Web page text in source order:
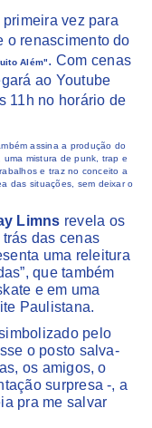
vez para
o renascimento do
Além". Com cenas
ao Youtube
11h no horário de
assina a produção do
mistura de punk, trap e
e traz no conceito a
das situações, sem deixar o
Limns revela os
das cenas
uma releitura
que também
e em uma
Paulistana.
pelo
o posto salva-
os amigos, o
surpresa -, a
pra me salvar